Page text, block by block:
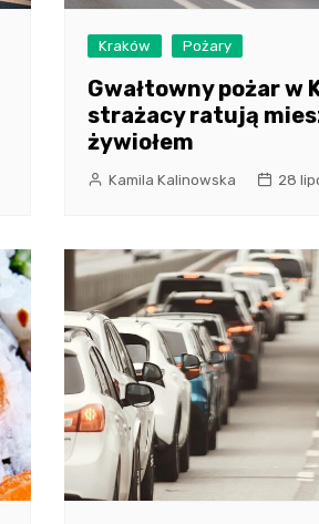
Kraków Pożary
Gwałtowny pożar w
strażacy ratują
żywiołem
Kamila Kalinowska 28